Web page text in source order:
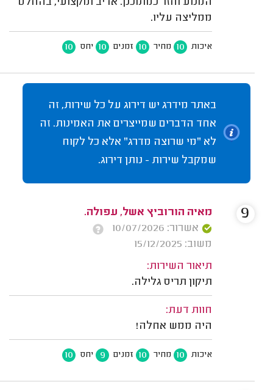
המנוע וחזר כמתוכנן. אדיב ומקצועי, בהחלט
ממליצה עליו.
איכות 10 מחיר 10 זמנים 10 יחס 10
באתר מידרג יש דירוג על כל שירות, זה
אחד הדברים שמייצרים את האמינות. זה
לא "מי שרוצה מדרג" אלא כל לקוח
שמקבל שירות - נותן דירוג.
מאיה הורוביץ אשל, עפולה.
אשרור: 10/07/2026
משוב: 15/12/2025
תיאור השירות:
תיקון תריס גלילה.
חוות דעת:
היה ממש אחלה!
איכות 10 מחיר 10 זמנים 9 יחס 10
9